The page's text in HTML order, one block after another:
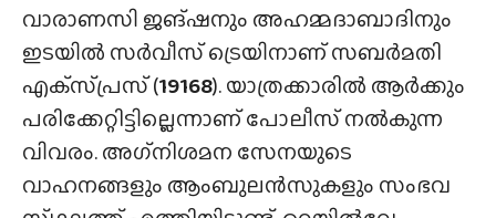
വാരാണസി ജങ്ഷനും അഹമ്മദാബാദിനും
ഇടയിൽ സർവീസ് ട്രെയിനാണ് സബർമതി
എക്‌സ്‌പ്രസ്‌ (19168). യാത്രക്കാരിൽ ആർക്കും
പരിക്കേറ്റിട്ടില്ലെന്നാണ് പോലീസ് നൽകുന്ന
വിവരം. അഗ്‌നിശമന സേനയുടെ
വാഹനങ്ങളും ആംബുലൻസുകളും സംഭവ